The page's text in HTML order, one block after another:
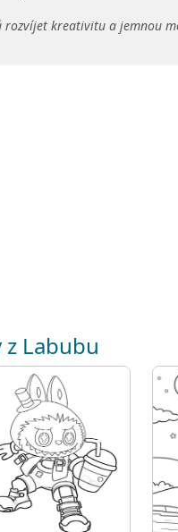
rozvíjet kreativitu a jemnou
Labubu